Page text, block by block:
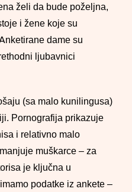
želi da bude poželjna,
i žene koje su
dame su
ljubavnici
(sa malo kunilingusa)
Pornografija prikazuje
i relativno malo
muškarce – za
je ključna u
podatke iz ankete –